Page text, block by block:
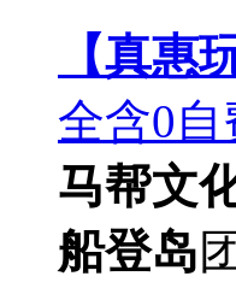
【真惠
全含0
马帮文
船登岛